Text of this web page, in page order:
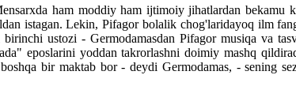
ham moddiy ham ijtimoiy jihatlardan bekamu
istagan. Lekin, Pifagor bolalik chog'laridayoq ilm
ustozi - Germodamasdan Pifagor musiqa va
eposlarini yoddan takrorlashni doimiy mashq
bir maktab bor - deydi Germodamas, - sening